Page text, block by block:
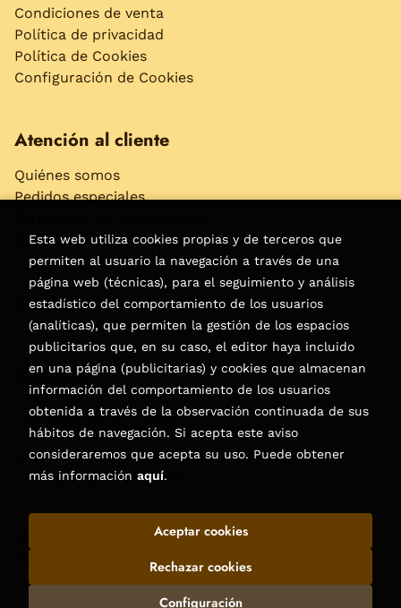
Condiciones de venta
Política de privacidad
Política de Cookies
Configuración de Cookies
Atención al cliente
Quiénes somos
Pedidos especiales
Accesibilidad
Puede interesarte
Contacto
C/Virgen de la Peña, 15
928858050–928531142
pedidos@libreriatagoror.com
Formulario de contacto
Librería Tagoror. Todos los Derechos Reservados |
Esta web utiliza cookies propias y de terceros que
permiten al usuario la navegación a través de una
página web (técnicas), para el seguimiento y análisis
estadístico del comportamiento de los usuarios
(analíticas), que permiten la gestión de los espacios
publicitarios que, en su caso, el editor haya incluido
en una página (publicitarias) y cookies que almacenan
información del comportamiento de los usuarios
obtenida a través de la observación continuada de sus
hábitos de navegación. Si acepta este aviso
consideraremos que acepta su uso. Puede obtener
más información aquí.
Configuración
Rechazar cookies
Aceptar cookies